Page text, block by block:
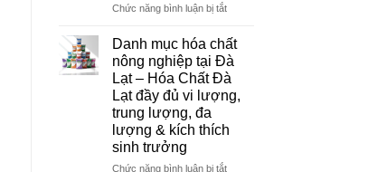
Chức năng bình luận bị tắtở
Chất
Đà
Lạt
–
Đơn
Cung
Danh mục hóa chất
nông nghiệp tại Đà
Lạt – Hóa Chất Đà
Lạt đầy đủ vi lượng,
trung lượng, đa
lượng & kích thích
sinh trưởng
Chức năng bình luận bị tắtở